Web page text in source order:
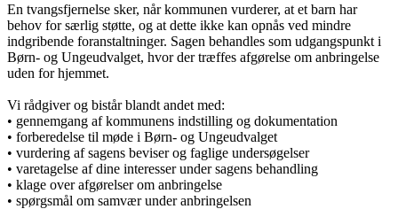
En tvangsfjernelse sker, når kommunen vurderer, at et barn har
behov for særlig støtte, og at dette ikke kan opnås ved mindre
indgribende foranstaltninger. Sagen behandles som udgangspunkt i
Børn- og Ungeudvalget, hvor der træffes afgørelse om anbringelse
uden for hjemmet.
Vi rådgiver og bistår blandt andet med:
• gennemgang af kommunens indstilling og dokumentation
• forberedelse til møde i Børn- og Ungeudvalget
• vurdering af sagens beviser og faglige undersøgelser
• varetagelse af dine interesser under sagens behandling
• klage over afgørelser om anbringelse
• spørgsmål om samvær under anbringelsen